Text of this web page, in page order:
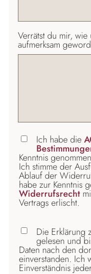
Verrätst du mir,
aufmerksam
Ich habe die
Kenntnis
Ich stimme der
Ablauf der
habe zur Kenntnis
Widerrufsrecht
Vertrags erlischt.
Die Erklärung
gelesen und
Daten nach den
einverstanden. Ich
Einverständnis